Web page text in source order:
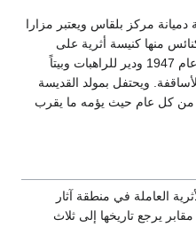
مركز بلقاس ويعتبر مزارا
منها كنيسة أثرية على
الطراز القوطى اكتشفت في أواخر عام 1947 ودير للراهبات وبيتاً
ويحتفل بمولد القديسة
من 8 إلى 22 مايو من كل عام حيث يؤمه ما يقرب
العاملة في منطقة آثار
الكشف عن 110 مقابر يرجع تاريخها إلى ثلاث